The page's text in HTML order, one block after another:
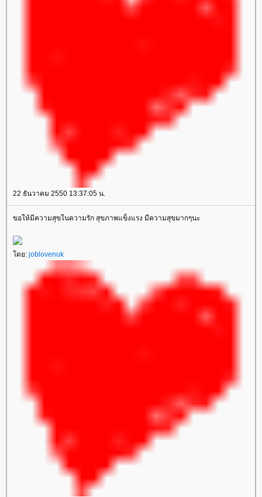
22 ธันวาคม 2550 13:37:05 น.
ขอให้มีความสุขในความรัก สุขภาพแข็งแรง มีความสุขมากๆนะ
ดย: joblovenuk